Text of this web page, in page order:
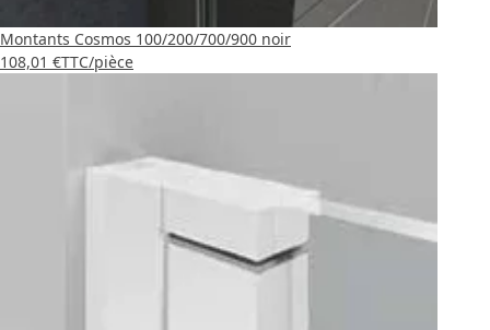
Montants Cosmos 100/200/700/900 noir
108,01 €TTC/pièce